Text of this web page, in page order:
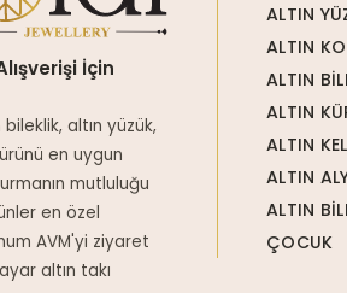
İçin
bileklik, altın yüzük,
en uygun
mutluluğu
en özel
AVM'yi ziyaret
altın takı
ALTIN
ALTIN
ALTIN
ALTIN
ALTIN
ALTIN
ALTIN
ÇOCUK